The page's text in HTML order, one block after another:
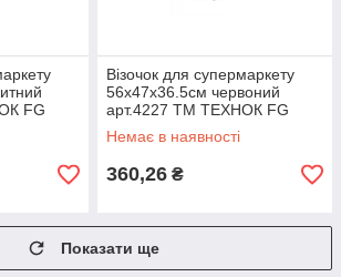
FG
Візочок для супермаркету
56х47х36.5см червоний
арт.4227 ТМ ТЕХНОК FG
Немає в наявності
360,26 ₴
Показати ще